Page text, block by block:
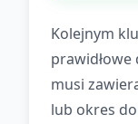
Kolejnym
musi
lub okres